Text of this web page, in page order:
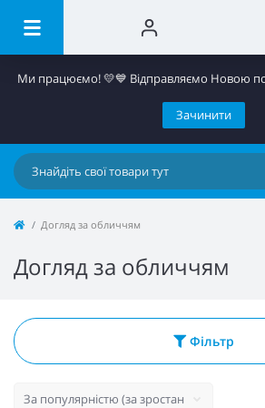
Ми працюємо! 💛​💙 Відправляємо Новою
Зачинити
Догляд за обличчям
Догляд за обличчям
Фільтр